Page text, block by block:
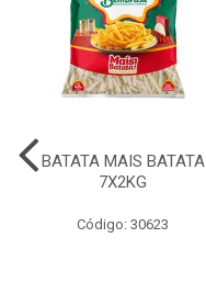
BATATA MAIS BATATA
7X2KG
Código: 30623